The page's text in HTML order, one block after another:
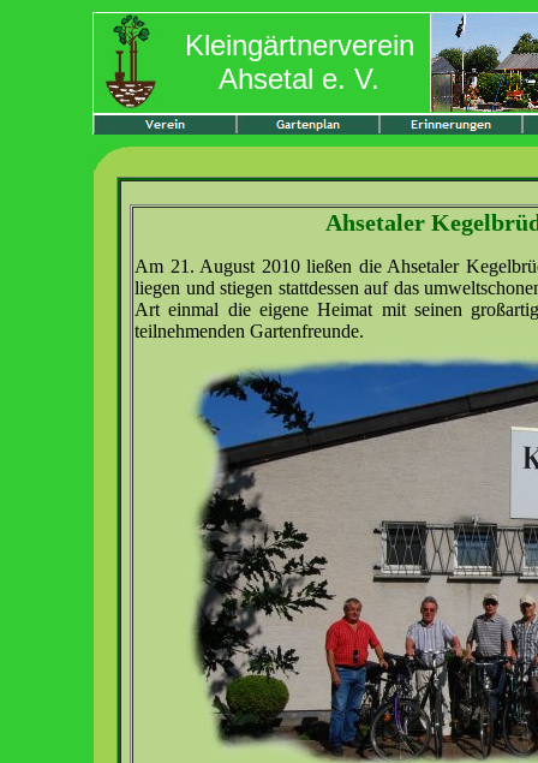
Kleingärtnerverein
Ahsetal e. V.
Ahsetaler
Am 21. August 2010 ließen die Ahsetaler
liegen und stiegen stattdessen auf das
Art einmal die eigene Heimat mit seinen
teilnehmenden Gartenfreunde.